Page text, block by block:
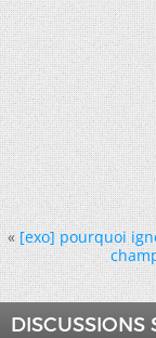
« [exo] pourquoi
DISCUSSIONS